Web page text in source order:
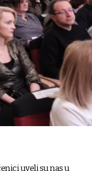
uveli su nas u